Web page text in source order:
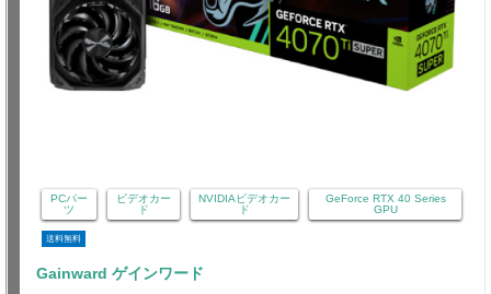
PCパー
ツ
ビデオカー
ド
NVIDIAビデオカー
ド
GeForce RTX 40 Series
GPU
送料無料
Gainward ゲインワード